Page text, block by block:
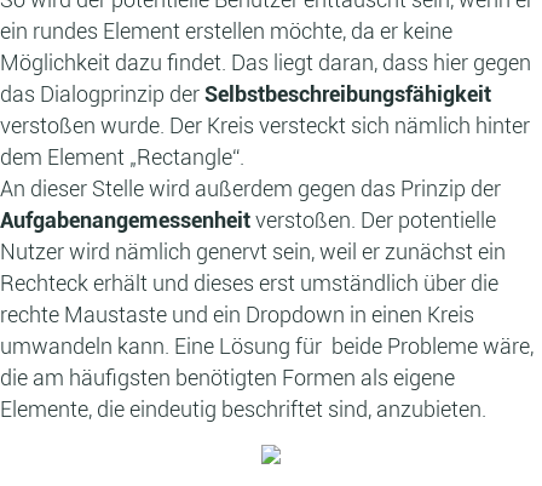
ein rundes Element erstellen möchte, da er keine
Möglichkeit dazu findet. Das liegt daran, dass hier gegen
das Dialogprinzip derSelbstbeschreibungsfähigkeit
verstoßen wurde. Der Kreis versteckt sich nämlich hinter
dem Element „Rectangle“.
An dieser Stelle wird außerdem gegen das Prinzip der
Aufgabenangemessenheitverstoßen. Der potentielle
Nutzer wird nämlich genervt sein, weil er zunächst ein
Rechteck erhält und dieses erst umständlich über die
rechte Maustaste und ein Dropdown in einen Kreis
umwandeln kann. Eine Lösung für beide Probleme wäre,
die am häufigsten benötigten Formen als eigene
Elemente, die eindeutig beschriftet sind, anzubieten.